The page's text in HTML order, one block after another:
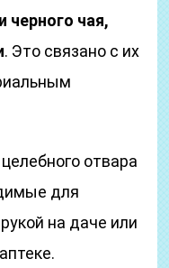
черного чая,
. Это связано с их
отвара
для
на даче или